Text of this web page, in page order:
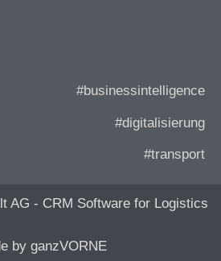
#businessintelligence
#digitalisierung
#transport
AG - CRM Software for Logistics
by ganzVORNE